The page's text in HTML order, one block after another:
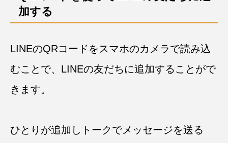
加する
LINEのQRコードをスマホのカメラで読み込
むことで、LINEの友だちに追加することがで
きます。
ひとりが追加しトークでメッセージを送る